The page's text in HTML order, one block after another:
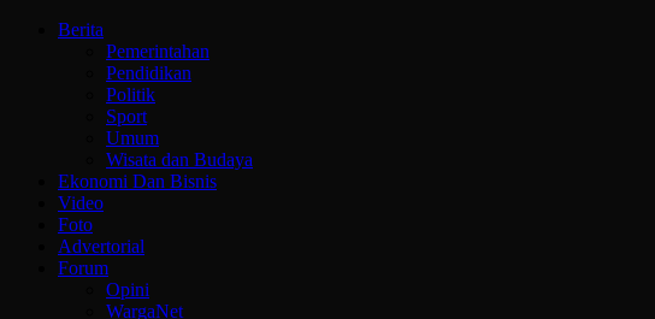
Berita
Pemerintahan
Pendidikan
Politik
Sport
Umum
Wisata dan Budaya
Ekonomi Dan Bisnis
Video
Foto
Advertorial
Forum
Opini
WargaNet